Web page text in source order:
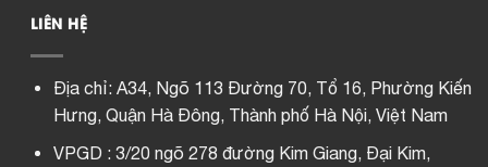
LIÊN HỆ
Địa chỉ: A34, Ngõ 113 Đường 70, Tổ 16, Phường Kiến
Hưng, Quận Hà Đông, Thành phố Hà Nội, Việt Nam
VPGD : 3/20 ngõ 278 đường Kim Giang, Đại Kim,